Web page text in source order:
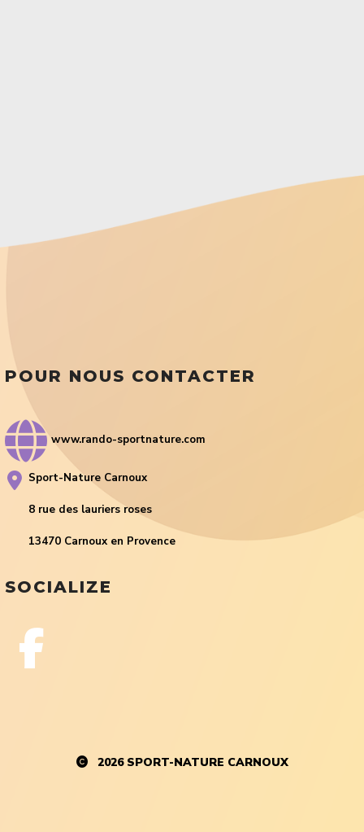
POUR NOUS CONTACTER
www.rando-sportnature.com
Sport-Nature Carnoux
8 rue des lauriers roses
13470 Carnoux en Provence
SOCIALIZE
2026 SPORT-NATURE CARNOUX